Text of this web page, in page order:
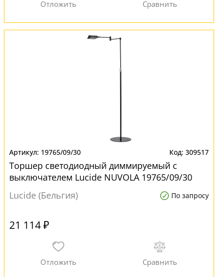
19765/09/30 309517
Торшер светодиодный диммируемый с
выключателем Lucide NUVOLA 19765/09/30
для офиса
Lucide (Бельгия) По запросу
21 114 ₽